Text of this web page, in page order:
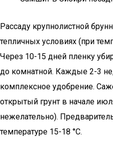
Рассаду крупнолистной
тепличных условиях (при
Через 10-15 дней пленку
до комнатной. Каждые 2-3
комплексное удобрение.
открытый грунт в начале
нежелательно).
температуре 15-18 °С.